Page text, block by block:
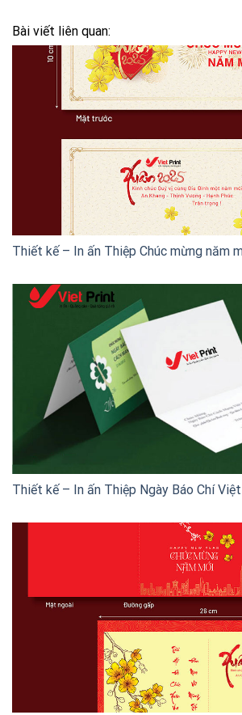
Bài viết liên quan:
Thiết kế – In ấn Thiệp Chúc mừng năm
Thiết kế – In ấn Thiệp Ngày Báo Chí